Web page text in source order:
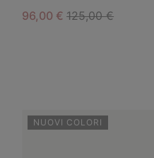
Sale price:
96,00 €Regular price:
125,00 €
NUOVI COLORI